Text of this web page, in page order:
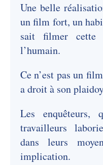
Une belle
un film fort, un
sait filmer cette
l’humain.
Ce n’est pas un
a droit à son
Les enquêteurs,
travailleurs
dans leurs
implication.